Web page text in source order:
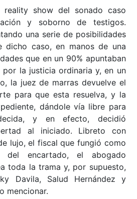
show del sonado caso
y soborno de testigos.
una serie de posibilidades
dicho caso, en manos de una
que en un 90% apuntaban
la justicia ordinaria y, en un
la juez de marras devuelve el
para que esta resuelva, y la
dándole vía libre para
y en efecto, decidió
al iniciado. Libreto con
lujo, el fiscal que fungió como
del encartado, el abogado
toda la trama y, por supuesto,
Davila, Salud Hernández y
mencionar.